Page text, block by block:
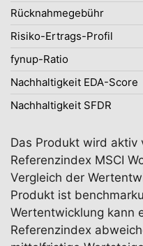
Rücknahmegebühr
Risiko-Ertrags-Profil
fynup-Ratio
Nachhaltigkeit EDA-Score
Nachhaltigkeit SFDR
Das Produkt wird aktiv
Referenzindex MSCI
Vergleich der
Produkt ist
Wertentwicklung kann
Referenzindex